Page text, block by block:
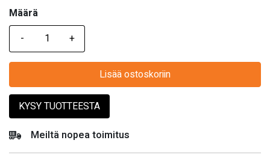
Määrä
Määrä
Lisää ostoskoriin
KYSY TUOTTEESTA
Meiltä nopea toimitus